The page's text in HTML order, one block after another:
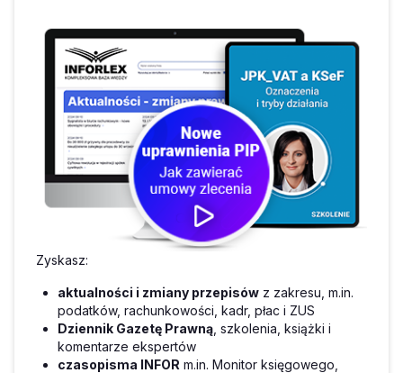
Zyskasz:
aktualności i zmiany przepisów z zakresu, m.in.
podatków, rachunkowości, kadr, płac i ZUS
Dziennik Gazetę Prawną , szkolenia, książki i
komentarze ekspertów
czasopisma INFOR m.in. Monitor księgowego,